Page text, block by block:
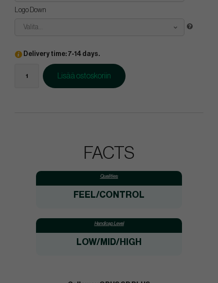
Logo Down
Valita...
Delivery time: 7-14 days.
Lisää ostoskoriin
FACTS
Qualities:
FEEL/CONTROL
Handicap Level
LOW/MID/HIGH